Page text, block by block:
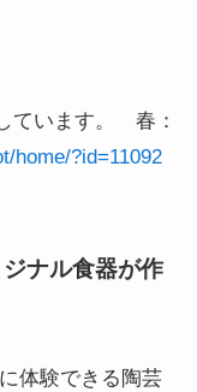
ています。　春：7
home/?id=11092
ナル食器が作
体験できる陶芸